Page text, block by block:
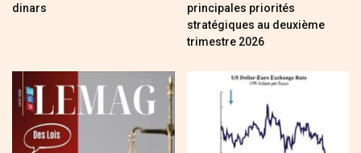
dinars
principales priorités
stratégiques au deuxième
trimestre 2026